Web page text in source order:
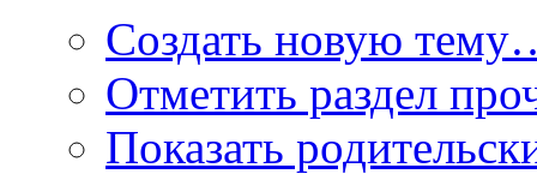
Создать новую
Отметить раздел
Показать